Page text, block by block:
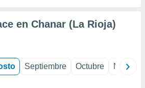
en Chanar (La Rioja)
Septiembre Octubre